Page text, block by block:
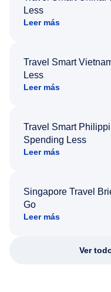
Less
Leer más
Travel Smart
Less
Leer más
Travel Smart
Spending Less
Leer más
Singapore Travel
Go
Leer más
Ver